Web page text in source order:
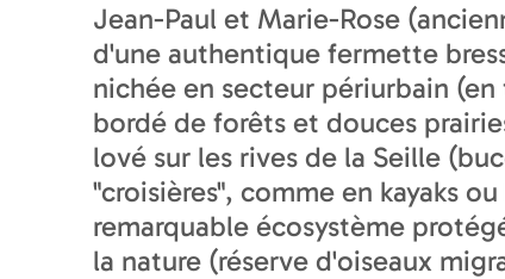
Jean-Paul et Marie-Rose
d'une authentique fermette
nichée en secteur périurbain
bordé de forêts et douces
lové sur les rives de la Seille
"croisières", comme en kayaks
remarquable écosystème
la nature (réserve d'oiseaux